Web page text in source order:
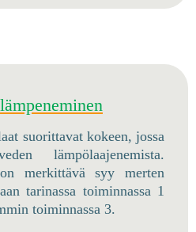
suorittavat kokeen, jossa
lämpölaajenemista.
merkittävä syy merten
tarinassa toiminnassa 1
toiminnassa 3.